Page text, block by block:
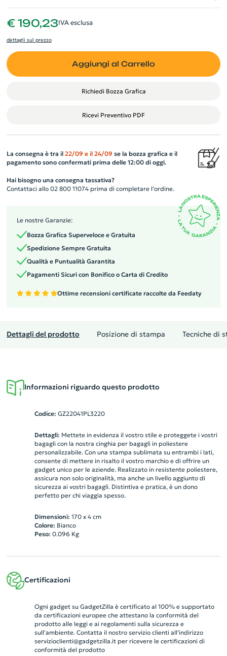
€ 190,23IVA esclusa
dettagli sul prezzo
Aggiungi al Carrello
Richiedi Bozza Grafica
Ricevi Preventivo PDF
La consegna è tra il 22/09 e il 24/09 se la bozza grafica e il
pagamento sono confermati prima delle 12:00 di oggi.
Hai bisogno una consegna tassativa?
Contattaci allo 02 800 11074 prima di completare l’ordine.
Le nostre Garanzie:
Bozza Grafica Superveloce e Gratuita
Spedizione Sempre Gratuita
Qualità e Puntualità Garantita
Pagamenti Sicuri con Bonifico o Carta di Credito
Ottime recensioni certificate raccolte da Feedaty
Dettagli del prodotto Posizione di stampa Tecniche di
Informazioni riguardo questo prodotto
Codice: GZ22041PL3220
Dettagli: Mettete in evidenza il vostro stile e proteggete i vostri
bagagli con la nostra cinghia per bagagli in poliestere
personalizzabile. Con una stampa sublimata su entrambi i lati,
consente di mettere in risalto il vostro marchio e di offrire un
gadget unico per le aziende. Realizzato in resistente poliestere,
assicura non solo originalità, ma anche un livello aggiunto di
sicurezza ai vostri bagagli. Distintiva e pratica, è un dono
perfetto per chi viaggia spesso.
Dimensioni: 170 x 4 cm
Colore: Bianco
Peso: 0.096 Kg
Certificazioni
Ogni gadget su GadgetZilla è certificato al 100% e supportato
da certificazioni europee che attestano la conformità del
prodotto alle leggi e ai regolamenti sulla sicurezza e
sull'ambiente. Contatta il nostro servizio clienti all’indirizzo
servizioclienti@gadgetzilla.itper ricevere le certificazioni di
conformità del prodotto